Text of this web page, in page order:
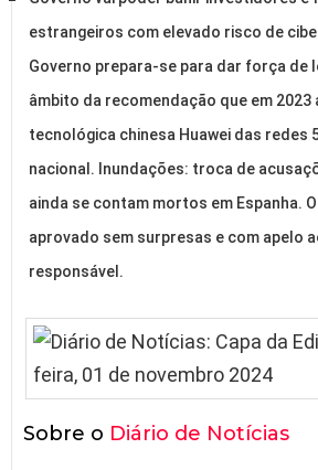
estrangeiros com elevado risco de
Governo prepara-se para dar força de
âmbito da recomendação que em 2023
tecnológica chinesa Huawei das redes
nacional. Inundações: troca de
ainda se contam mortos em Espanha.
aprovado sem surpresas e com apelo
responsável.
Sobre o Diário de Notícias